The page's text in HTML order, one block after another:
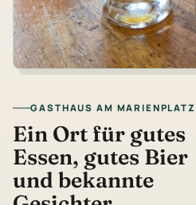
GASTHAUS AM MARIENPLATZ
Ein Ort für gutes
Essen, gutes Bier
und bekannte